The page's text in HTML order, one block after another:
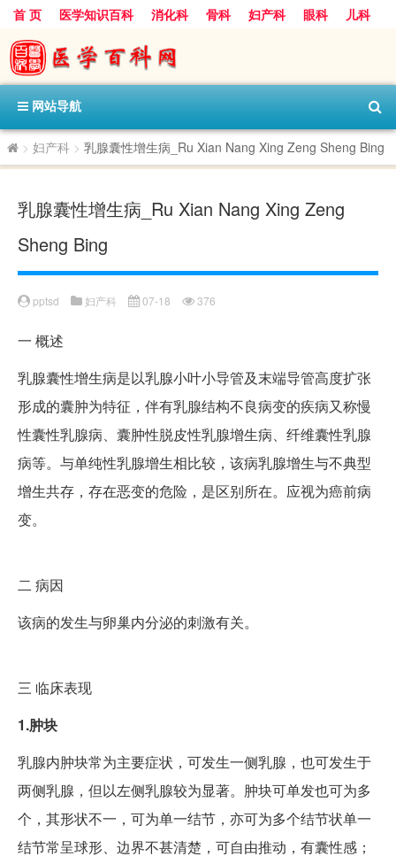
首 页 医学知识百科 消化科 骨科 妇产科 眼科
儿科
心血管病科
呼吸科 神经科
内分泌科
口腔科
网站导航
> 妇产科 > 乳腺囊性增生病_Ru Xian Nang Xing Zeng Sheng Bing
乳腺囊性增生病_Ru Xian Nang Xing Zeng
Sheng Bing
pptsd 妇产科 07-18 376
一 概述
乳腺囊性增生病是以乳腺小叶小导管及末端导管高度扩张
形成的囊肿为特征，伴有乳腺结构不良病变的疾病又称慢
性囊性乳腺病、囊肿性脱皮性乳腺增生病、纤维囊性乳腺
病等。与单纯性乳腺增生相比较，该病乳腺增生与不典型
增生共存，存在恶变的危险，是区别所在。应视为癌前病
变。
二 病因
该病的发生与卵巢内分泌的刺激有关。
三 临床表现
1.肿块
乳腺内肿块常为主要症状，可发生一侧乳腺，也可发生于
两侧乳腺，但以左侧乳腺较为显著。肿块可单发也可为多
个，其形状不一，可为单一结节，亦可为多个结节状单一
结节常呈球形、边界不甚清楚，可自由推动，有囊性感；